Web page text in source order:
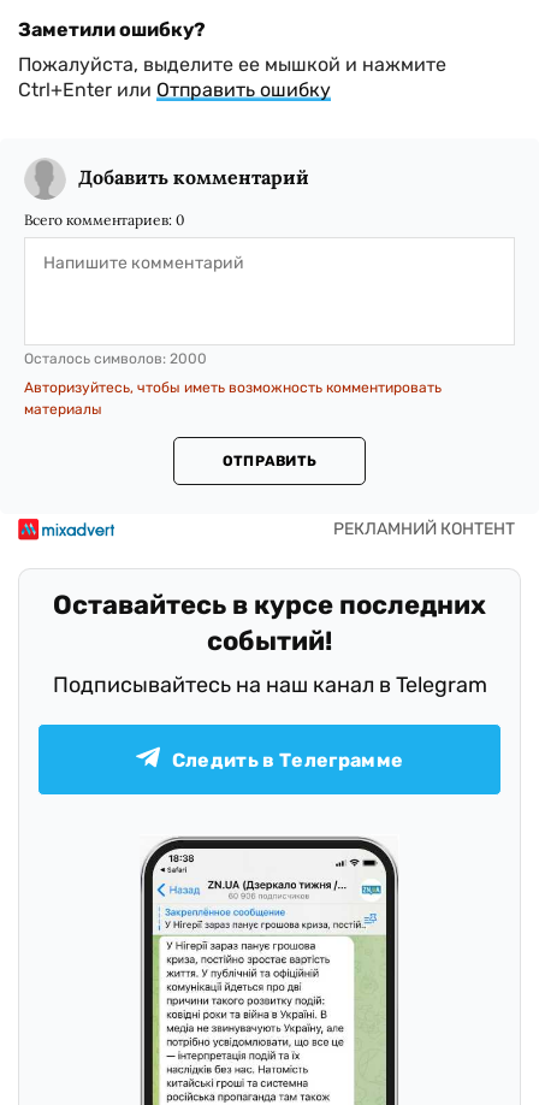
Заметили ошибку?
Пожалуйста, выделите ее мышкой и нажмите
Ctrl+Enter или Отправить ошибку
Добавить комментарий
Всего комментариев: 0
Осталось символов: 2000
Авторизуйтесь, чтобы иметь возможность комментировать
материалы
ОТПРАВИТЬ
Оставайтесь в курсе последних
событий!
Подписывайтесь на наш канал в Telegram
Следить в Телеграмме